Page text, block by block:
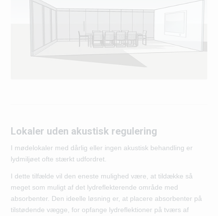
Lokaler uden akustisk regulering
I mødelokaler med dårlig eller ingen akustisk behandling er
lydmiljøet ofte stærkt udfordret.
I dette tilfælde vil den eneste mulighed være, at tildække så
meget som muligt af det lydreflekterende område med
absorbenter. Den ideelle løsning er, at placere absorbenter på
tilstødende vægge, for opfange lydreflektioner på tværs af